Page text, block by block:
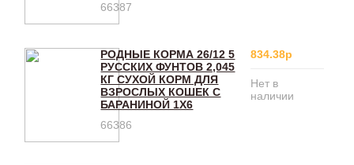
66387
РОДНЫЕ КОРМА 26/12 5
РУССКИХ ФУНТОВ 2,045
КГ СУХОЙ КОРМ ДЛЯ
ВЗРОСЛЫХ КОШЕК С
БАРАНИНОЙ 1Х6
66386
834.38р
Нет в
наличии